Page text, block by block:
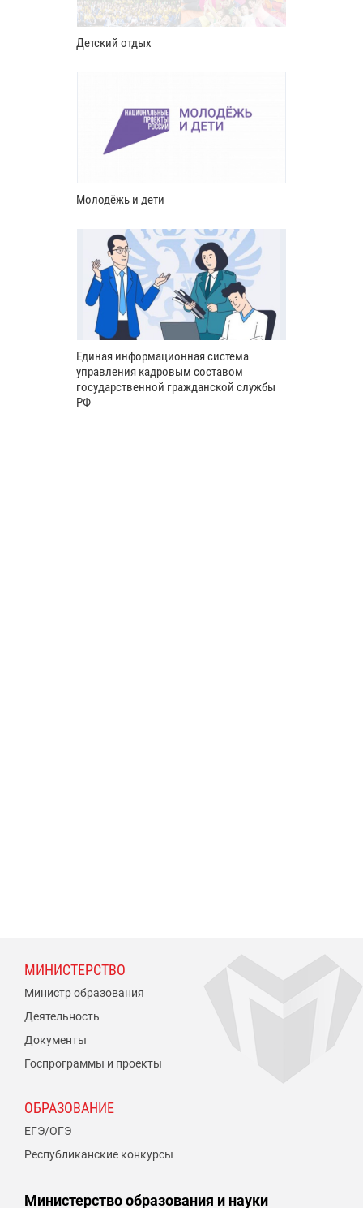
Детский отдых
Молодёжь и дети
Единая информационная система
управления кадровым составом
государственной гражданской службы
РФ
МИНИСТЕРСТВО
Министр образования
Деятельность
Документы
Госпрограммы и проекты
ОБРАЗОВАНИЕ
ЕГЭ/ОГЭ
Республиканские конкурсы
Министерство образования и науки